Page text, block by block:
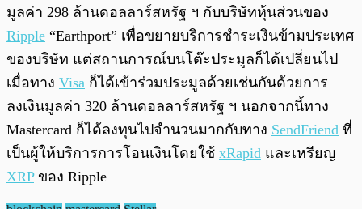
มูลค่า 298 ล้านดอลลาร์สหรัฐ ฯ กับบริษัทหุ้นส่วนของ
Ripple “Earthport” เพื่อขยายบริการชำระเงินข้ามประเทศ
ของบริษัท แต่สถานการณ์บนโต๊ะประมูลก็ได้เปลี่ยนไป
เมื่อทาง Visa ก็ได้เข้าร่วมประมูลด้วยเช่นกันด้วยการ
ลงเงินมูลค่า 320 ล้านดอลลาร์สหรัฐ ฯ นอกจากนี้ทาง
Mastercard ก็ได้ลงทุนไปจำนวนมากกับทาง SendFriend ที่
เป็นผู้ให้บริการการโอนเงินโดยใช้ xRapid และเหรียญ
XRPของ Ripple